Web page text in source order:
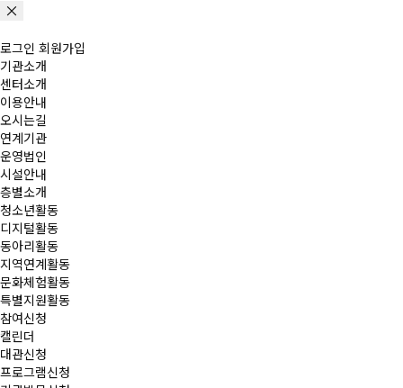
로그인 회원가입
기관소개
센터소개
이용안내
오시는길
연계기관
운영법인
시설안내
층별소개
청소년활동
디지털활동
동아리활동
지역연계활동
문화체험활동
특별지원활동
참여신청
캘린더
대관신청
프로그램신청